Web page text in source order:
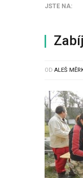
JSTE NA:
OD ALEŠ